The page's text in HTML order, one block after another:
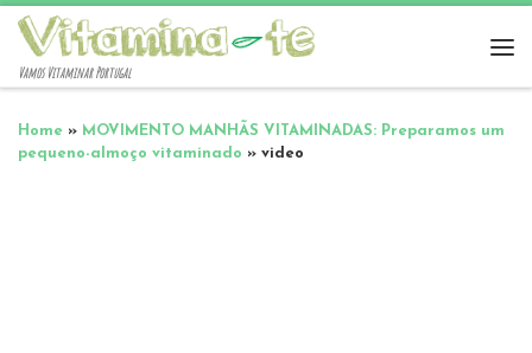
Vamos Vitaminar Portugal
Home » MOVIMENTO MANHÃS VITAMINADAS: Preparamos um
pequeno-almoço vitaminado » video